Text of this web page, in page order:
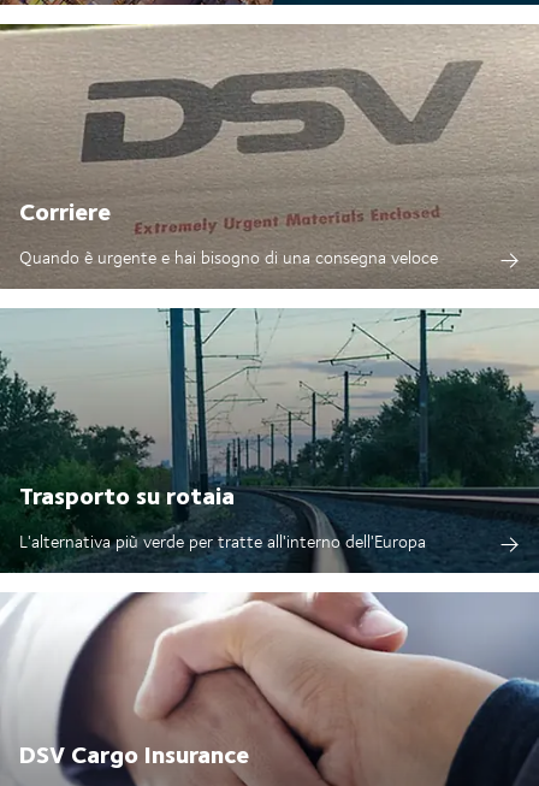
Corriere
Quando è urgente e hai bisogno di una consegna veloce
Trasporto su rotaia
L'alternativa più verde per tratte all'interno dell'Europa
DSV Cargo Insurance